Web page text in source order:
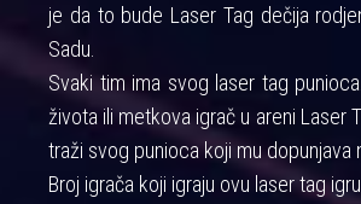
je da to bude Laser Tag dečija
Sadu.
Svaki tim ima svog laser tag
života ili metkova igrač u areni Laser
traži svog punioca koji mu dopunjava
Broj igrača koji igraju ovu laser tag